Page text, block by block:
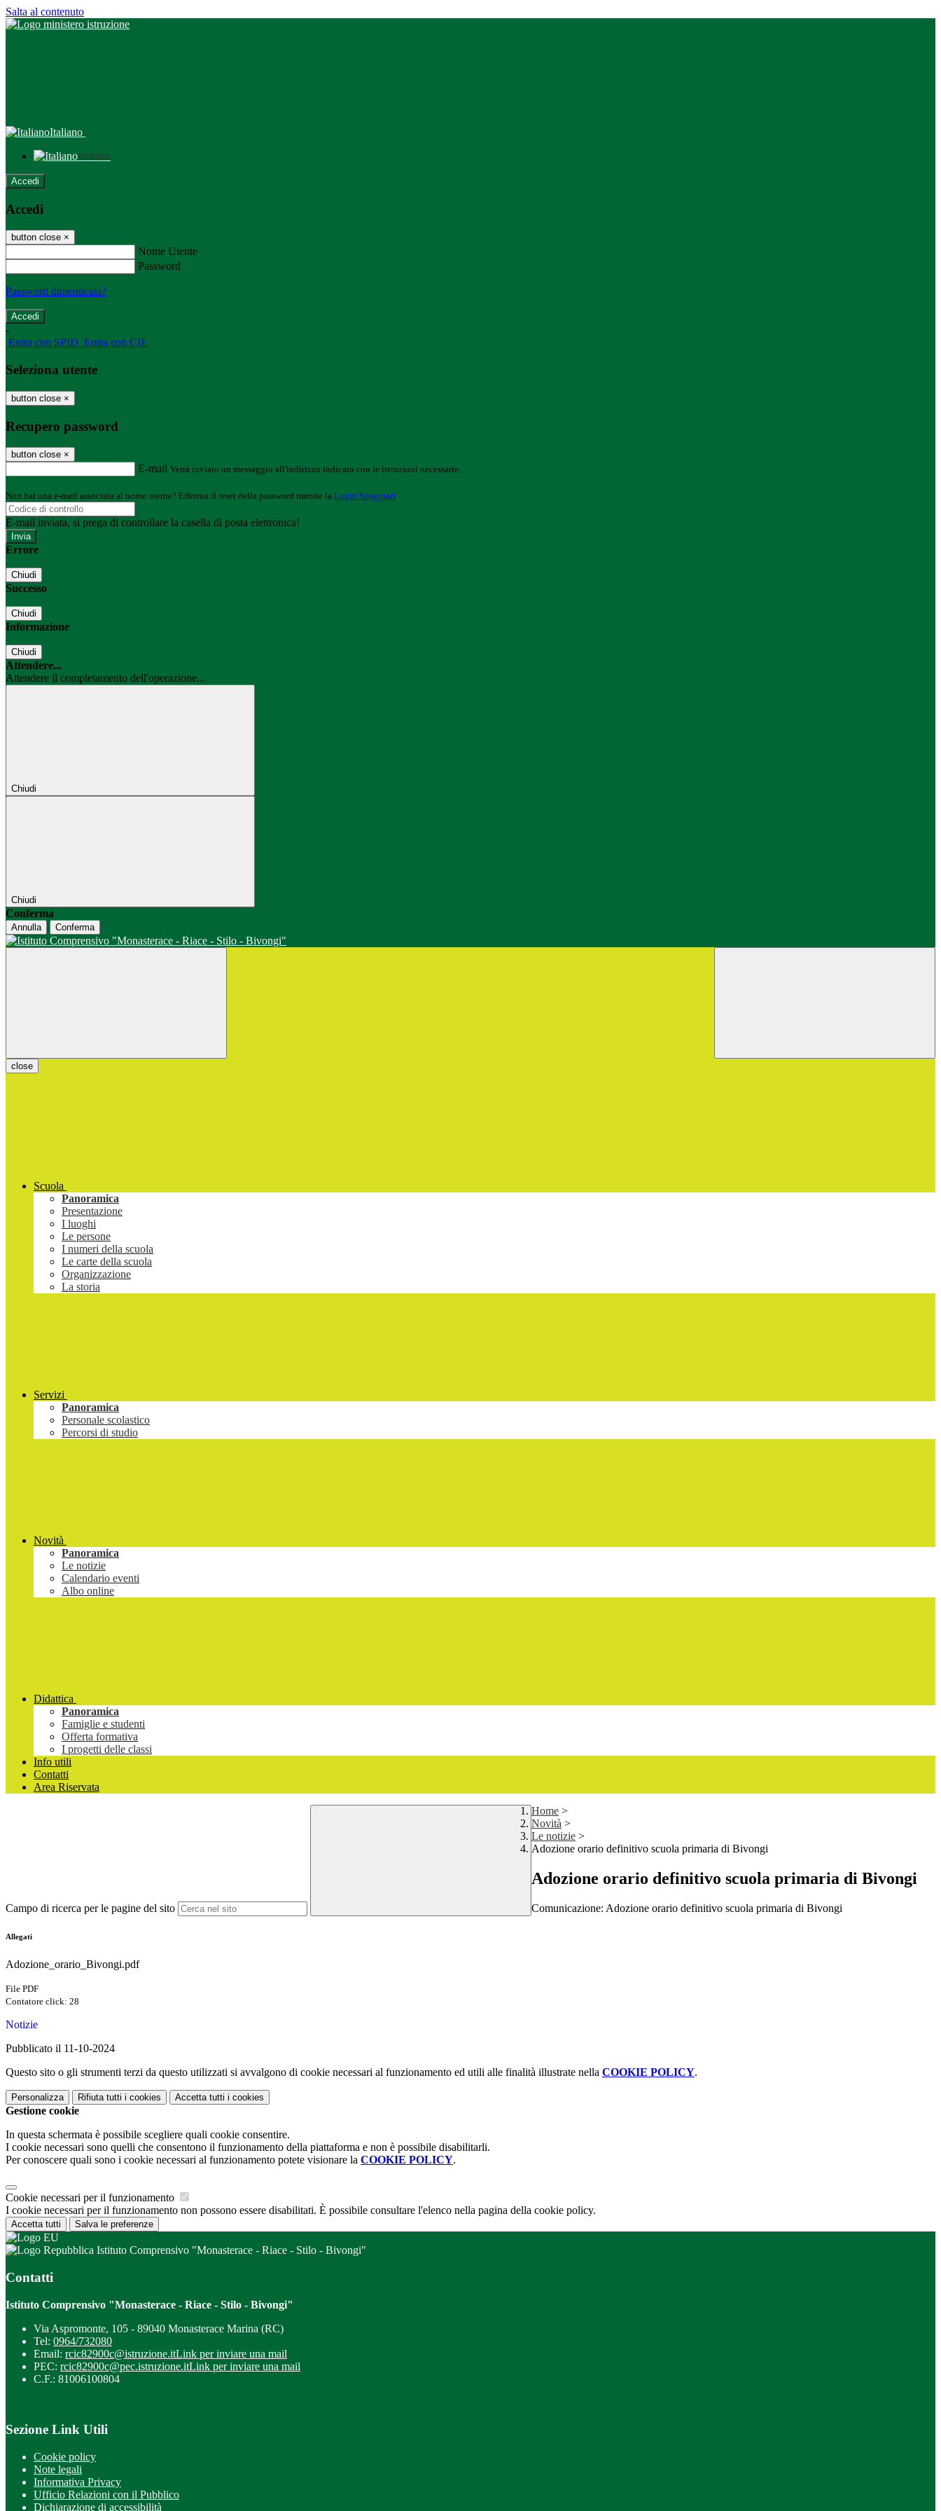
Salta al contenuto
Italiano
Italiano
Accedi
Accedi
button close ×
Nome Utente
Password
Password dimenticata?
-
Entra con SPID Entra con CIE
Seleziona utente
button close ×
Recupero password
button close ×
E-mail Verrà inviato un messaggio all'indirizzo indicato con le istruzioni necessarie.
Non hai una e-mail associata al nome utente? Effettua il reset della password tramite la Login Spaggiari
E-mail inviata, si prega di controllare la casella di posta elettronica!
Errore
Chiudi
Successo
Chiudi
Informazione
Chiudi
Attendere...
Attendere il completamento dell'operazione...
Chiudi
Chiudi
Conferma
Annulla Conferma
close
Scuola
Panoramica
Presentazione
I luoghi
Le persone
I numeri della scuola
Le carte della scuola
Organizzazione
La storia
Servizi
Panoramica
Personale scolastico
Percorsi di studio
Novità
Panoramica
Le notizie
Calendario eventi
Albo online
Didattica
Panoramica
Famiglie e studenti
Offerta formativa
I progetti delle classi
Info utili
Contatti
Area Riservata
Campo di ricerca per le pagine del sito
Home >
Novità >
Le notizie >
Adozione orario definitivo scuola primaria di Bivongi
Adozione orario definitivo scuola primaria di Bivongi
Comunicazione: Adozione orario definitivo scuola primaria di Bivongi
Allegati
Adozione_orario_Bivongi.pdf
File PDF
Contatore click: 28
Notizie
Pubblicato il 11-10-2024
Questo sito o gli strumenti terzi da questo utilizzati si avvalgono di cookie necessari al funzionamento ed utili alle finalità illustrate nella COOKIE POLICY.
Personalizza Rifiuta tutti i cookies Accetta tutti i cookies
Gestione cookie
In questa schermata è possibile scegliere quali cookie consentire.
I cookie necessari sono quelli che consentono il funzionamento della piattaforma e non è possibile disabilitarli.
Per conoscere quali sono i cookie necessari al funzionamento potete visionare la COOKIE POLICY.
Cookie necessari per il funzionamento
I cookie necessari per il funzionamento non possono essere disabilitati. È possibile consultare l'elenco nella pagina della cookie policy.
Accetta tutti Salva le preferenze
Istituto Comprensivo "Monasterace - Riace - Stilo - Bivongi"
Contatti
Istituto Comprensivo "Monasterace - Riace - Stilo - Bivongi"
Via Aspromonte, 105 - 89040 Monasterace Marina (RC)
Tel: 0964/732080
Email: rcic82900c@istruzione.itLink per inviare una mail
PEC: rcic82900c@pec.istruzione.itLink per inviare una mail
C.F.: 81006100804
Sezione Link Utili
Cookie policy
Note legali
Informativa Privacy
Ufficio Relazioni con il Pubblico
Dichiarazione di accessibilità